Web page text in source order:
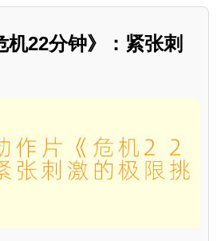
机22分钟》：紧张刺